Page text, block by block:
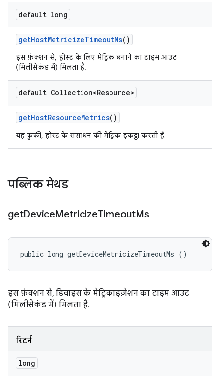
default long
getHostMetricizeTimeoutMs()
इस फ़ंक्शन से, होस्ट के लिए मेट्रिक बनाने का टाइम आउट
(मिलीसेकंड में) मिलता है.
default Collection<Resource>
getHostResourceMetrics()
यह कुकी, होस्ट के संसाधन की मेट्रिक इकट्ठा करती है.
पब्लिक मेथड
getDeviceMetricizeTimeoutMs
public long getDeviceMetricizeTimeoutMs ()
इस फ़ंक्शन से, डिवाइस के मेट्रिकाइज़ेशन का टाइम आउट
(मिलीसेकंड में) मिलता है.
रिटर्न
long